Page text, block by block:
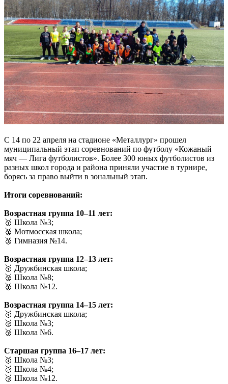
С 14 по 22 апреля на стадионе «Металлург» прошел
муниципальный этап соревнований по футболу «Кожаный
мяч — Лига футболистов». Более 300 юных футболистов из
разных школ города и района приняли участие в турнире,
борясь за право выйти в зональный этап.
Итоги соревнований:
Возрастная группа 10–11 лет:
🥇 Школа №3;
🥈 Мотмосская школа;
🥉 Гимназия №14.
Возрастная группа 12–13 лет:
🥇 Дружбинская школа;
🥈 Школа №8;
🥉 Школа №12.
Возрастная группа 14–15 лет:
🥇 Дружбинская школа;
🥈 Школа №3;
🥉 Школа №6.
Старшая группа 16–17 лет:
🥇 Школа №3;
🥈 Школа №4;
🥉 Школа №12.